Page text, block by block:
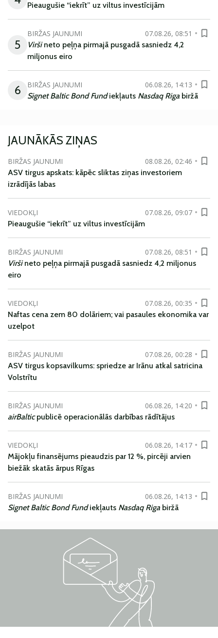
Pieaugušie “iekrīt” uz viltus investīcijām
5
BIRŽAS JAUNUMI
07.08.26, 08:51
Viršineto peļņa pirmajā pusgadā sasniedz 4,2
miljonus eiro
6 BIRŽAS JAUNUMI
06.08.26, 14:13
Signet Baltic Bond Fundiekļauts Nasdaq Riga biržā
JAUNĀKĀS ZIŅAS
BIRŽAS JAUNUMI
08.08.26, 02:46
ASV tirgus apskats: kāpēc sliktas ziņas investoriem
izrādījās labas
VIEDOKĻI
07.08.26, 09:07
Pieaugušie “iekrīt” uz viltus investīcijām
BIRŽAS JAUNUMI
07.08.26, 08:51
Viršineto peļņa pirmajā pusgadā sasniedz 4,2 miljonus
eiro
VIEDOKĻI
07.08.26, 00:35
Naftas cena zem 80 dolāriem; vai pasaules ekonomika var
uzelpot
BIRŽAS JAUNUMI
07.08.26, 00:28
ASV tirgus kopsavilkums: spriedze ar Irānu atkal satricina
Volstrītu
BIRŽAS JAUNUMI
06.08.26, 14:20
airBalticpublicē operacionālās darbības rādītājus
VIEDOKĻI
06.08.26, 14:17
Mājokļu finansējums pieaudzis par 12 %, pircēji arvien
biežāk skatās ārpus Rīgas
BIRŽAS JAUNUMI
06.08.26, 14:13
Signet Baltic Bond Fundiekļauts Nasdaq Riga biržā